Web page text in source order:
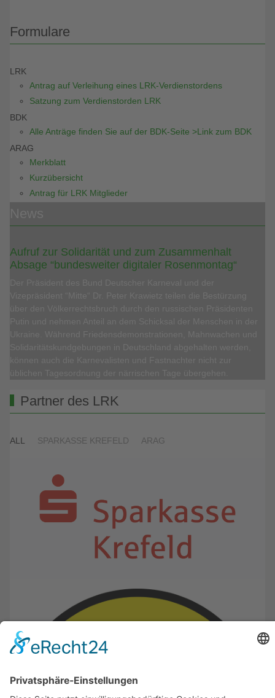
Formulare
LRK
Antrag auf Verleihung eines LRK-Verdienstordens
Satzung zum Verdienstorden LRK
BDK
Alle Anträge finden Sie auf der BDK-Seite >Link zum BDK
ARAG
Merkblatt
Kurzübersicht
Antrag für LRK Mitglieder
Aufruf zur Solidarität und zum Zusammenhalt
Absage “bundesweiter digitaler Rosenmontag“
Partner des LRK
ALL SPARKASSE KREFELD ARAG